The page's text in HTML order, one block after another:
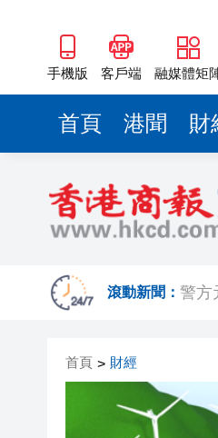
手機版 客戶端 融媒體矩
首頁 港聞 財
滾動新聞： 警方
無人
首頁 > 財經